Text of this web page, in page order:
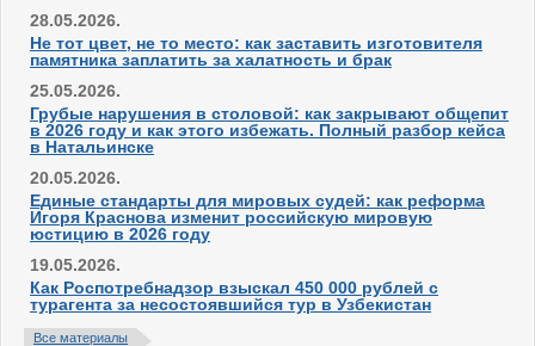
28.05.2026.
Не тот цвет, не то место: как заставить изготовителя
памятника заплатить за халатность и брак
25.05.2026.
Грубые нарушения в столовой: как закрывают общепит
в 2026 году и как этого избежать. Полный разбор кейса
в Натальинске
20.05.2026.
Единые стандарты для мировых судей: как реформа
Игоря Краснова изменит российскую мировую
юстицию в 2026 году
19.05.2026.
Как Роспотребнадзор взыскал 450 000 рублей с
турагента за несостоявшийся тур в Узбекистан
Все материалы